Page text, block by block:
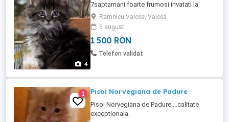
4
7saptamani foarte frumosi invatati la
litiera manica hrana umeda si bobite mai
multe detalii la telefon.2 tigrati 2 alb cu
negru si 1 negru.
Ramnicu Valcea, Valcea
5 august
1 500 RON
Telefon validat
1 Pisoi Norvegiana de Padure
Pisoi Norvegiana de Padure....calitate
exceptionala.